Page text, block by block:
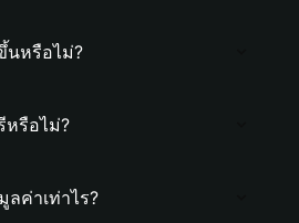
นหรือไม่?
หรือไม่?
ลค่าเท่าไร?